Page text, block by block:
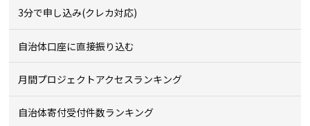
3分で申し込み(クレカ対応)
自治体口座に直接振り込む
月間プロジェクトアクセスランキング
自治体寄付受付件数ランキング